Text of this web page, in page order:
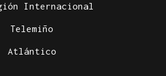
Internacional
Telemiño
Atlántico